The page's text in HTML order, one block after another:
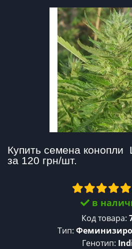
Купить семена конопли
за 120 грн/шт.
в
Код товара:
Тип:
Генотип: